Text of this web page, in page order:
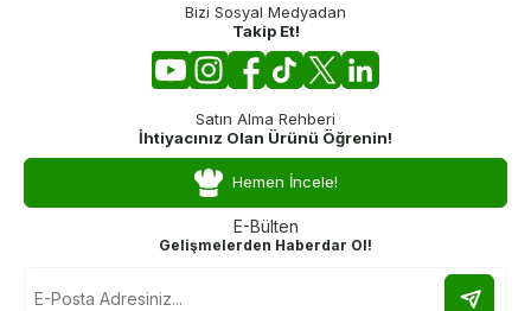
Bizi Sosyal Medyadan
Takip Et!
Satın Alma Rehberi
İhtiyacınız Olan Ürünü Öğrenin!
Hemen İncele!
E-Bülten
Gelişmelerden Haberdar Ol!